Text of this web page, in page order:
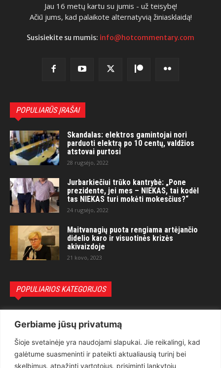
Gerbiame jūsų privatumą
Šioje svetainėje yra naudojami slapukai. Jie reikalingi, kad
galėtume suasmeninti ir pateikti aktualiausią turinį bei
skelbimus, atpažinti vartotojus, prisiminti lankytojų
Jau 16 metų kartu su jumis - už teisybę!
Ačiū jums, kad palaikote alternatyvią žiniasklaidą!
Susisiekite su mumis: info@hotcommentary.com
POPULIARŪS ĮRAŠAI
Skandalas: elektros gamintojai nori
parduoti elektrą po 10 centų, valdžios
atstovai purtosi
28 rugsėjo, 2022
Jurbarkiečiui trūko kantrybė: „Pone
prezidente, jei mes – NIEKAS, tai kodėl
tas NIEKAS turi mokėti mokesčius?“
24 rugsėjo, 2022
Maitvanagių puota rengiama artėjančio
didelio karo ir visuotinės krizės
akivaizdoje
21 kovo, 2023
POPULIARIOS KATEGORIJOS
Teisėsauga
1497
Aktualu